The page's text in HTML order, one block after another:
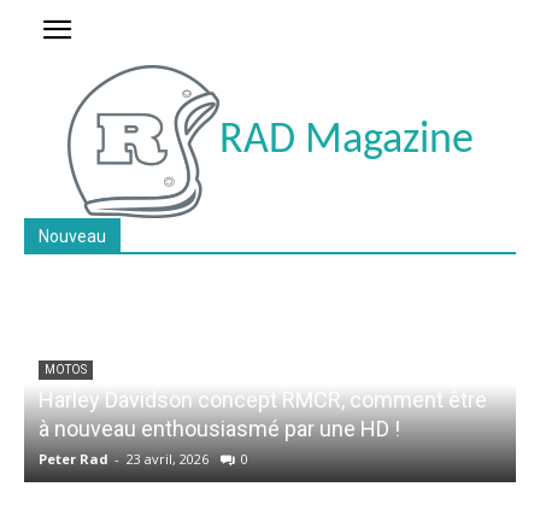
RAD Magazine
Nouveau
MOTOS
Harley Davidson concept RMCR, comment être
à nouveau enthousiasmé par une HD !
Peter Rad - 23 avril, 2026 0